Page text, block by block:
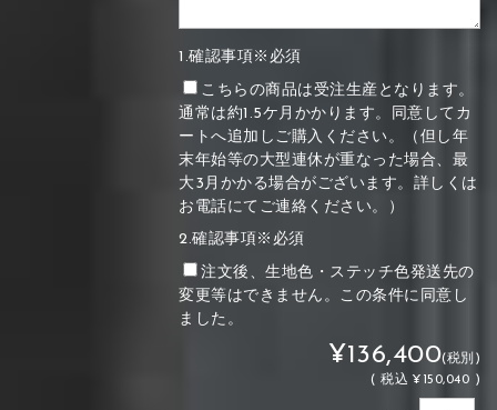
1.確認事項※必須
こちらの商品は受注生産となります。
通常は約1.5ケ月かかります。同意してカ
ートへ追加しご購入ください。（但し年
末年始等の大型連休が重なった場合、最
大3月かかる場合がございます。詳しくは
お電話にてご連絡ください。）
2.確認事項※必須
注文後、生地色・ステッチ色発送先の
変更等はできません。この条件に同意し
ました。
¥136,400(税別)
(税込 ¥150,040 )